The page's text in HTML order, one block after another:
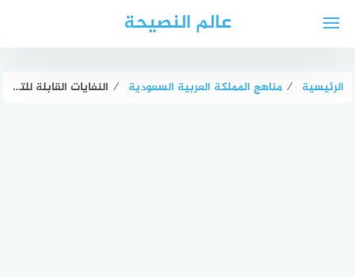
عالم النصيحة
الرئيسية ⁄ مناهج المملكة العربية السعودية ⁄ النفايات القابلة للتحلل هي النفايات العضوية. صواب خطأ